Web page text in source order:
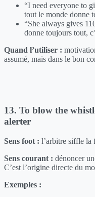
“I need everyone to
tout le monde donne
“She always gives
donne toujours tout,
Quand l’utiliser :
assumé, mais dans le bon
13. To blow the
alerter
Sens foot : l’arbitre siffle la
Sens courant : dénoncer
C’est l’origine directe du
Exemples :